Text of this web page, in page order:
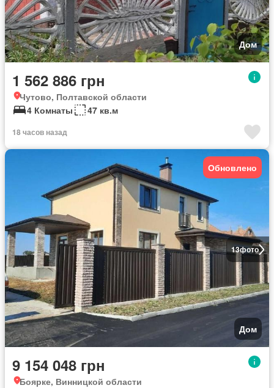
Дом
1 562 886 грн
Чутово, Полтавской области
4 Комнаты
47 кв.м
18 часов назад
13фото
Обновлено
Дом
9 154 048 грн
Боярке, Винницкой области